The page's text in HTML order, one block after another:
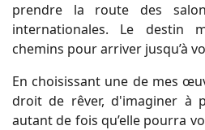
prendre la route des
internationales. Le destin
chemins pour arriver jusqu’à
En choisissant une de mes
droit de rêver, d'imaginer à
autant de fois qu’elle pourra